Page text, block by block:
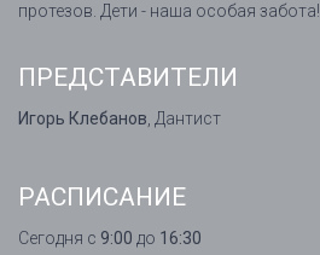
протезов. Дети - наша особая забота!
ПРЕДСТАВИТЕЛИ
Игорь Клебанов , Дантист
РАСПИСАНИЕ
Сегодня с 9:00 до 16:30